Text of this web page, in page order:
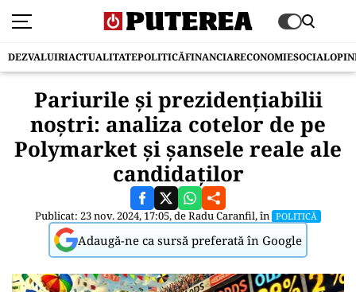
DEZVALUIRIACTUALITATEPOLITICĂFINANCIARECONOMIESOCIAL
Pariurile și prezidențiabilii
noștri: analiza cotelor de pe
Polymarket și șansele reale ale
candidaților
Publicat: 23 nov. 2024, 17:05, deRadu Caranfil, în POLITICĂ
Adaugă-ne ca sursă preferată în Google